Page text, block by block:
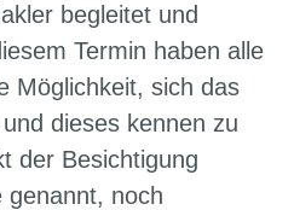
begleitet und
Termin haben alle
Möglichkeit, sich das
dieses kennen zu
der Besichtigung
genannt, noch